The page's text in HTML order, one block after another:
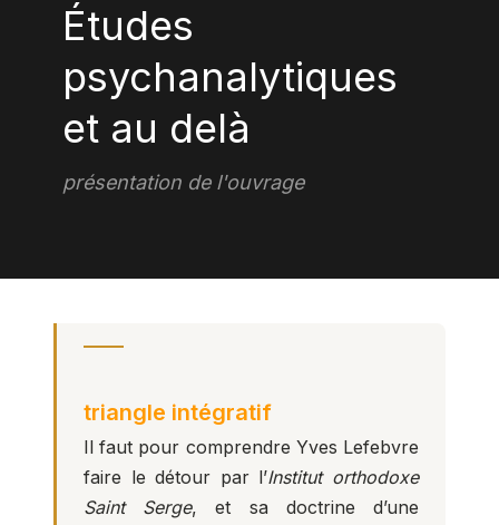
Études
psychanalytiques
et au delà
présentation de l'ouvrage
triangle intégratif
Il faut pour comprendre Yves Lefebvre
faire le détour par l’Institut orthodoxe
Saint Serge, et sa doctrine d’une